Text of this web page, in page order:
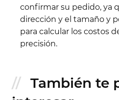
confirmar su pedido, ya
dirección y el tamaño y
para calcular los costos
precisión.
También te